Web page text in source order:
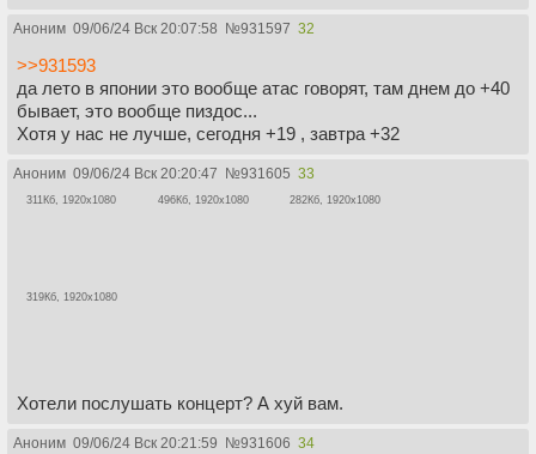
Аноним 09/06/24 Вск 20:07:58 №931597 32
>>931593
да лето в японии это вообще атас говорят, там днем до +40
бывает, это вообще пиздос...
Хотя у нас не лучше, сегодня +19 , завтра +32
Аноним 09/06/24 Вск 20:20:47 №931605 33
311Кб, 1920x1080 496Кб, 1920x1080 282Кб, 1920x1080
319Кб, 1920x1080
Хотели послушать концерт? А хуй вам.
Аноним 09/06/24 Вск 20:21:59 №931606 34